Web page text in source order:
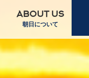
ABOUT US
朝日について